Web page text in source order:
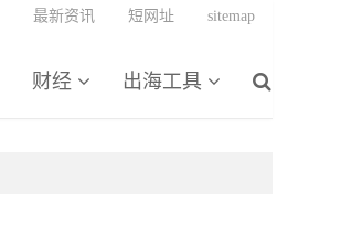
财经 出海工具
最新资讯 短网址 sitemap